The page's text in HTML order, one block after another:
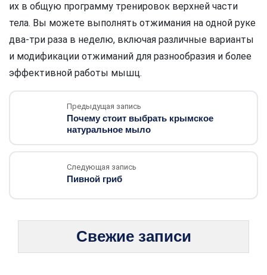
их в общую программу тренировок верхней части
тела. Вы можете выполнять отжимания на одной руке
два-три раза в неделю, включая различные варианты
и модификации отжиманий для разнообразия и более
эффективной работы мышц.
Предыдущая запись
Почему стоит выбрать крымское
натуральное мыло
Следующая запись
Пивной гриб
Свежие записи